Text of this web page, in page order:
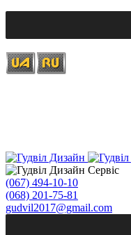
(067) 494-10-10
(068) 201-75-81
gudvil2017@gmail.com